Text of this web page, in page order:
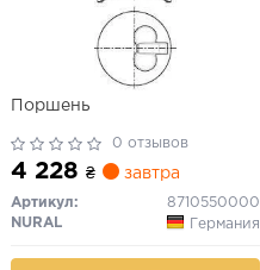
Поршень
0 отзывов
4 228 ₴ завтра
Артикул:
8710550000
NURAL
Германия